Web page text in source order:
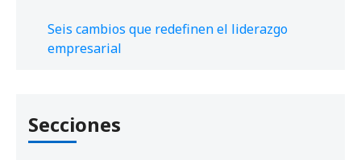
Seis cambios que redefinen el liderazgo
empresarial
Secciones